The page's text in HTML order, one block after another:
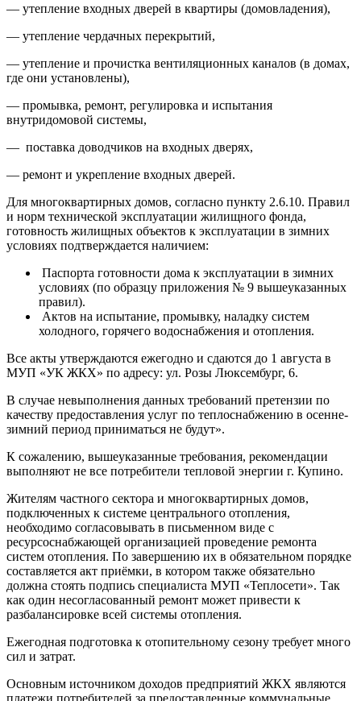
— утепление входных дверей в квартиры (домовладения),
— утепление чердачных перекрытий,
— утепление и прочистка вентиляционных каналов (в домах,
где они установлены),
— промывка, ремонт, регулировка и испытания
внутридомовой системы,
— поставка доводчиков на входных дверях,
— ремонт и укрепление входных дверей.
Для многоквартирных домов, согласно пункту 2.6.10. Правил
и норм технической эксплуатации жилищного фонда,
готовность жилищных объектов к эксплуатации в зимних
условиях подтверждается наличием:
Паспорта готовности дома к эксплуатации в зимних
условиях (по образцу приложения № 9 вышеуказанных
правил).
Актов на испытание, промывку, наладку систем
холодного, горячего водоснабжения и отопления.
Все акты утверждаются ежегодно и сдаются до 1 августа в
МУП «УК ЖКХ» по адресу: ул. Розы Люксембург, 6.
В случае невыполнения данных требований претензии по
качеству предоставления услуг по теплоснабжению в осенне-
зимний период приниматься не будут».
К сожалению, вышеуказанные требования, рекомендации
выполняют не все потребители тепловой энергии г. Купино.
Жителям частного сектора и многоквартирных домов,
подключенных к системе центрального отопления,
необходимо согласовывать в письменном виде с
ресурсоснабжающей организацией проведение ремонта
систем отопления. По завершению их в обязательном порядке
составляется акт приёмки, в котором также обязательно
должна стоять подпись специалиста МУП «Теплосети». Так
как один несогласованный ремонт может привести к
разбалансировке всей системы отопления.
Ежегодная подготовка к отопительному сезону требует много
сил и затрат.
Основным источником доходов предприятий ЖКХ являются
платежи потребителей за предоставленные коммунальные